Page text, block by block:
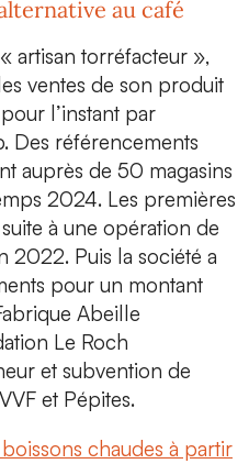
au café
artisan torréfacteur »,
ventes de son produit
l’instant par
Des référencements
auprès de 50 magasins
2024. Les premières
à une opération de
2022. Puis la société a
pour un montant
Abeille
Le Roch
et subvention de
et Pépites.
chaudes à partir